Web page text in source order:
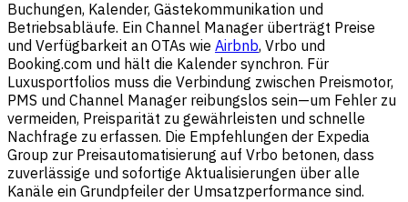
Buchungen, Kalender, Gästekommunikation und
Betriebsabläufe. Ein Channel Manager überträgt Preise
und Verfügbarkeit an OTAs wie Airbnb, Vrbo und
Booking.com und hält die Kalender synchron. Für
Luxusportfolios muss die Verbindung zwischen Preismotor,
PMS und Channel Manager reibungslos sein—um Fehler zu
vermeiden, Preisparität zu gewährleisten und schnelle
Nachfrage zu erfassen. Die Empfehlungen der Expedia
Group zur Preisautomatisierung auf Vrbo betonen, dass
zuverlässige und sofortige Aktualisierungen über alle
Kanäle ein Grundpfeiler der Umsatzperformance sind.